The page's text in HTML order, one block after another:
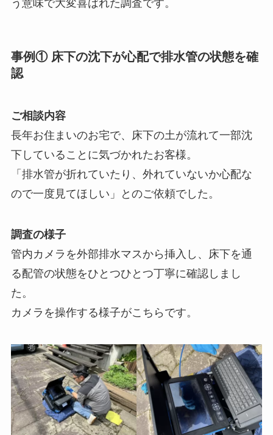
う意味で大変喜ばれた調査です。
事例① 床下の沈下が心配で排水管の状態を確
認
ご相談内容
長年お住まいのお宅で、床下の土が流れて一部沈
下していることに気づかれたお客様。
「排水管が折れていたり、外れていないか心配な
ので一度見てほしい」とのご依頼でした。
調査の様子
管内カメラを外部排水マスから挿入し、床下を通
る配管の状態をひとつひとつ丁寧に確認しまし
た。
カメラを操作する様子がこちらです。